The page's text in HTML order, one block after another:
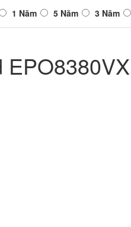
1 Năm 5 Năm 3 Năm
EPO8380VX